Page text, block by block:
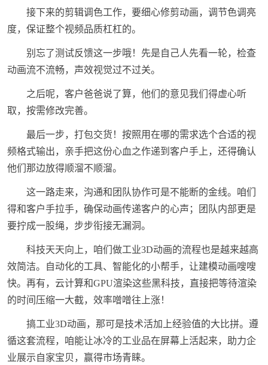
接下来的剪辑调色工作，要细心修剪动画，调节色调亮
度，保证整个视频品质杠杠的。
别忘了测试反馈这一步哦！先是自己人先看一轮，检查
动画流不流畅，声效视觉过不过关。
之后呢，客户爸爸说了算，他们的意见我们得虚心听
取，按需修改完善。
最后一步，打包交货！按照用在哪的需求选个合适的视
频格式输出，亲手把这份心血之作递到客户手上，还得确认
他们那边放得顺溜不顺溜。
这一路走来，沟通和团队协作可是不能断的金线。咱们
得和客户手拉手，确保动画传递客户的心声；团队内部更是
要拧成一股绳，步步衔接无漏洞。
科技天天向上，咱们做工业3D动画的流程也是越来越高
效简洁。自动化的工具、智能化的小帮手，让建模动画嗖嗖
快。再有，云计算和GPU渲染这些黑科技，直接把等待渲染
的时间压缩一大截，效率噌噌往上涨！
搞工业3D动画，那可是技术活加上经验值的大比拼。遵
循这套流程，咱能让冰冷的工业品在屏幕上活起来，助力企
业展示自家宝贝，赢得市场青睐。